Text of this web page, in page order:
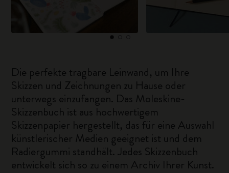
Die perfekte tragbare Leinwand, um Ihre
Skizzen und Zeichnungen zu Hause oder
unterwegs einzufangen. Das Moleskine-
Skizzenbuch ist aus hochwertigem
Skizzenpapier hergestellt, das für eine Auswahl
künstlerischer Medien geeignet ist und dem
Radiergummi standhält. Jedes Skizzenbuch
entwickelt sich so zu einem Archiv Ihrer Kunst.